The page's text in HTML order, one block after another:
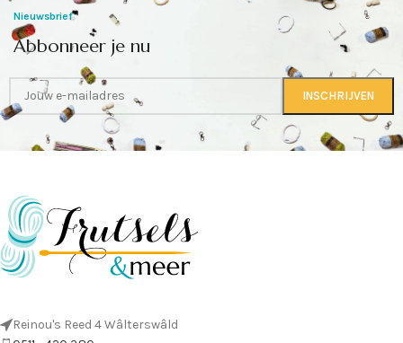
Nieuwsbrief
Abbonneer je nu
Reinou's Reed 4 Wâlterswâld